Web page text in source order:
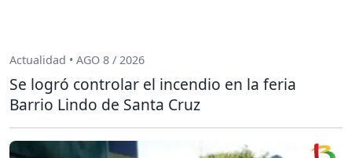
Actualidad • AGO 8 / 2026
Se logró controlar el incendio en la feria
Barrio Lindo de Santa Cruz